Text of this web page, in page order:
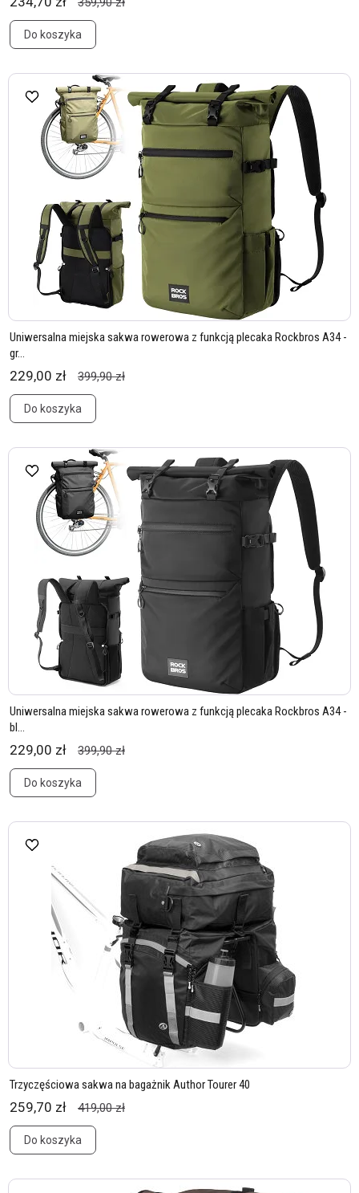
Do koszyka
Uniwersalna miejska sakwa rowerowa z funkcją plecaka Rockbros A34 -
gr...
229,00 zł 399,90 zł
Do koszyka
Uniwersalna miejska sakwa rowerowa z funkcją plecaka Rockbros A34 -
bl...
229,00 zł 399,90 zł
Do koszyka
Trzyczęściowa sakwa na bagażnik Author Tourer 40
259,70 zł 419,00 zł
Do koszyka